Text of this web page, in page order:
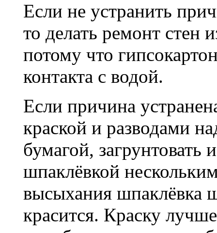
Если не устранить
то делать ремонт стен
потому что
контакта с водой.
Если причина
краской и разводами
бумагой,
шпаклёвкой
высыхания шпаклёвка
красится. Краску